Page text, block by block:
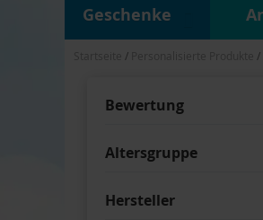
Geschenke
Bewertung
Altersgruppe
Hersteller